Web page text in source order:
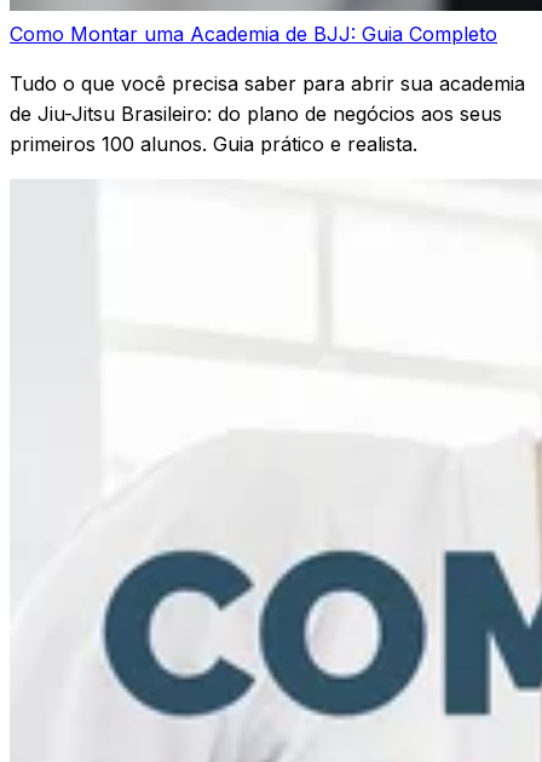
Como Montar uma Academia de BJJ: Guia Completo
Tudo o que você precisa saber para abrir sua academia
de Jiu-Jitsu Brasileiro: do plano de negócios aos seus
primeiros 100 alunos. Guia prático e realista.